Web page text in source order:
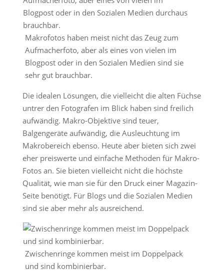
Makrofotos haben meist nicht das Zeug zum
Aufmacherfoto, aber als eines von vielen im
Blogpost oder in den Sozialen Medien sind sie
sehr gut brauchbar.
Die idealen Lösungen, die vielleicht die alten Füchse
untrer den Fotografen im Blick haben sind freilich
aufwändig. Makro-Objektive sind teuer,
Balgengeräte aufwändig, die Ausleuchtung im
Makrobereich ebenso. Heute aber bieten sich zwei
eher preiswerte und einfache Methoden für Makro-
Fotos an. Sie bieten vielleicht nicht die höchste
Qualität, wie man sie für den Druck einer Magazin-
Seite benötigt. Für Blogs und die Sozialen Medien
sind sie aber mehr als ausreichend.
Zwischenringe kommen meist im Doppelpack
und sind kombinierbar.